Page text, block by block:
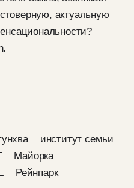
актуальную
институт семьи
Майорка
Рейнпарк